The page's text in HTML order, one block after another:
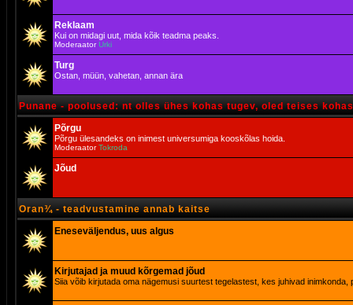
Reklaam
Kui on midagi uut, mida kõik teadma peaks.
ModeraatorUrki
Turg
Ostan, müün, vahetan, annan ära
Punane - poolused: nt olles ühes kohas tugev, oled teises
Põrgu
Põrgu ülesandeks on inimest universumiga kooskõlas hoida.
ModeraatorTokroda
Jõud
Oran¾ - teadvustamine annab kaitse
Eneseväljendus, uus algus
Kirjutajad ja muud kõrgemad jõud
Siia võib kirjutada oma nägemusi suurtest tegelastest, kes juhivad inimkonda,